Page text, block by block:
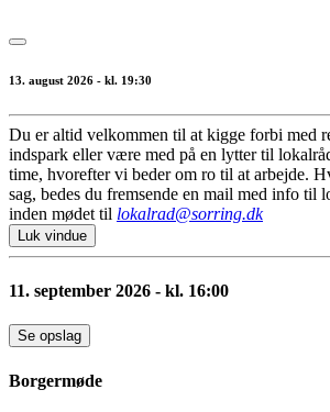
13. august 2026 - kl. 19:30
Du er altid velkommen til at kigge forbi med
indspark eller være med på en lytter til
time, hvorefter vi beder om ro til at arbejde.
sag, bedes du fremsende en mail med info til
inden mødet til lokalrad@sorring.dk
Luk vindue
11. september 2026 - kl. 16:00
Se opslag
Borgermøde